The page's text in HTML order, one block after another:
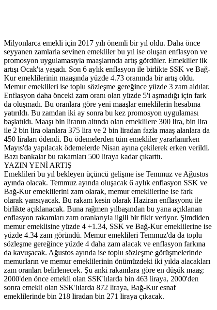
Milyonlarca emekli için 2017 yılı önemli bir yıl oldu. Daha önce
seyyanen zamlarla sevinen emekliler bu yıl ise oluşan enflasyon ve
promosyon uygulamasıyla maaşlarında artış gördüler. Emekliler ilk
artışı Ocak'ta yaşadı. Son 6 aylık enflasyon ile birlikte SSK ve Bağ-
Kur emeklilerinin maaşında yüzde 4.73 oranında bir artış oldu.
Memur emeklileri ise toplu sözleşme gereğince yüzde 3 zam aldılar.
Enflasyon daha önceki zam oranı olan yüzde 5'i aşmadığı için fark
da oluşmadı. Bu oranlara göre yeni maaşlar emeklilerin hesabına
yatırıldı. Bu zamdan iki ay sonra bu kez promosyon uygulaması
başlatıldı. Maaşı bin liranın altında olan emeklilere 300 lira, bin lira
ile 2 bin lira olanlara 375 lira ve 2 bin liradan fazla maaş alanlara da
450 liraları ödendi. Bu ödemelerden tüm emekliler yararlanırken
Mayıs'da yapılacak ödemelerde Nisan ayına çekilerek erken verildi.
Bazı bankalar bu rakamları 500 liraya kadar çıkarttı.
YAZIN YENİ ARTIŞ
Emeklileri bu yıl bekleyen üçüncü gelişme ise Temmuz ve Ağustos
ayında olacak. Temmuz ayında oluşacak 6 aylık enflasyon SSK ve
Bağ-Kur emeklilerini zam olarak, memur emeklilerine ise fark
olarak yansıyacak. Bu rakam kesin olarak Haziran enflasyonu ile
birlikte açıklanacak. Buna rağmen yılbaşından bu yana açıklanan
enflasyon rakamları zam oranlarıyla ilgili bir fikir veriyor. Şimdiden
memur emeklisine yüzde 4 +1.34, SSK ve Bağ-Kur emeklilerine ise
yüzde 4.34 zam göründü. Memur emeklileri Temmuz'da da toplu
sözleşme gereğince yüzde 4 daha zam alacak ve enflasyon farkına
da kavuşacak. Ağustos ayında ise toplu sözleşme görüşmelerinde
memurların ve memur emeklilerinin önümüzdeki iki yılda alacakları
zam oranları belirlenecek. Şu anki rakamlara göre en düşük maaş;
2000'den önce emekli olan SSK'lılarda bin 463 liraya, 2000'den
sonra emekli olan SSK'lılarda 872 liraya, Bağ-Kur esnaf
emeklilerinde bin 218 liradan bin 271 liraya çıkacak.